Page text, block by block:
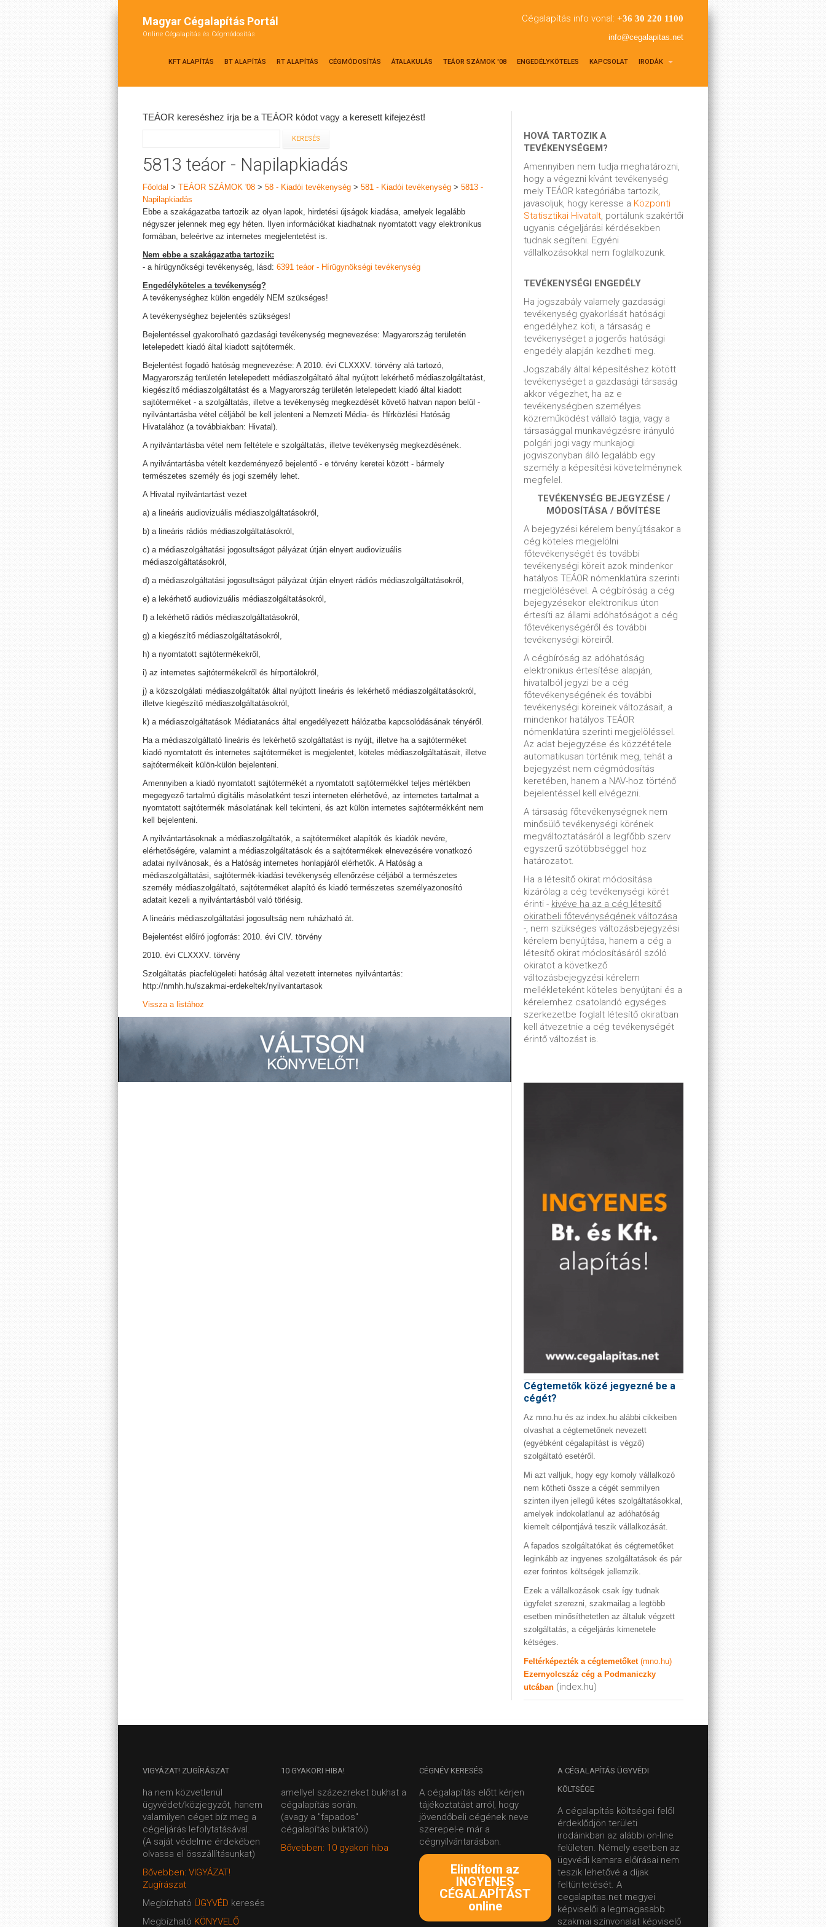
Magyar Cégalapítás Portál
Online Cégalapítás és Cégmódosítás
Cégalapítás info vonal: +36 30 220 1100
info@cegalapitas.net
KFT ALAPÍTÁS BT ALAPÍTÁS RT ALAPÍTÁS CÉGMÓDOSÍTÁS ÁTALAKULÁS TEÁOR SZÁMOK '08 ENGEDÉLYKÖTELES KAPCSOLAT IRODÁK
TEÁOR kereséshez írja be a TEÁOR kódot vagy a keresett kifejezést!
5813 teáor - Napilapkiadás
Főoldal > TEÁOR SZÁMOK '08 > 58 - Kiadói tevékenység > 581 - Kiadói tevékenység > 5813 -
Napilapkiadás
Ebbe a szakágazatba tartozik az olyan lapok, hirdetési újságok kiadása, amelyek legalább
négyszer jelennek meg egy héten. Ilyen információkat kiadhatnak nyomtatott vagy elektronikus
formában, beleértve az internetes megjelentetést is.
Nem ebbe a szakágazatba tartozik:
- a hírügynökségi tevékenység, lásd: 6391 teáor - Hírügynökségi tevékenység
Engedélyköteles a tevékenység?
A tevékenységhez külön engedély NEM szükséges!
A tevékenységhez bejelentés szükséges!
Bejelentéssel gyakorolható gazdasági tevékenység megnevezése: Magyarország területén
letelepedett kiadó által kiadott sajtótermék.
Bejelentést fogadó hatóság megnevezése: A 2010. évi CLXXXV. törvény alá tartozó,
Magyarország területén letelepedett médiaszolgáltató által nyújtott lekérhető médiaszolgáltatást,
kiegészítő médiaszolgáltatást és a Magyarország területén letelepedett kiadó által kiadott
sajtóterméket - a szolgáltatás, illetve a tevékenység megkezdését követő hatvan napon belül -
nyilvántartásba vétel céljából be kell jelenteni a Nemzeti Média- és Hírközlési Hatóság
Hivatalához (a továbbiakban: Hivatal).
A nyilvántartásba vétel nem feltétele e szolgáltatás, illetve tevékenység megkezdésének.
A nyilvántartásba vételt kezdeményező bejelentő - e törvény keretei között - bármely
természetes személy és jogi személy lehet.
A Hivatal nyilvántartást vezet
a) a lineáris audiovizuális médiaszolgáltatásokról,
b) a lineáris rádiós médiaszolgáltatásokról,
c) a médiaszolgáltatási jogosultságot pályázat útján elnyert audiovizuális
médiaszolgáltatásokról,
d) a médiaszolgáltatási jogosultságot pályázat útján elnyert rádiós médiaszolgáltatásokról,
e) a lekérhető audiovizuális médiaszolgáltatásokról,
f) a lekérhető rádiós médiaszolgáltatásokról,
g) a kiegészítő médiaszolgáltatásokról,
h) a nyomtatott sajtótermékekről,
i) az internetes sajtótermékekről és hírportálokról,
j) a közszolgálati médiaszolgáltatók által nyújtott lineáris és lekérhető médiaszolgáltatásokról,
illetve kiegészítő médiaszolgáltatásokról,
k) a médiaszolgáltatások Médiatanács által engedélyezett hálózatba kapcsolódásának tényéről.
Ha a médiaszolgáltató lineáris és lekérhető szolgáltatást is nyújt, illetve ha a sajtóterméket
kiadó nyomtatott és internetes sajtóterméket is megjelentet, köteles médiaszolgáltatásait, illetve
sajtótermékeit külön-külön bejelenteni.
Amennyiben a kiadó nyomtatott sajtótermékét a nyomtatott sajtótermékkel teljes mértékben
megegyező tartalmú digitális másolatként teszi interneten elérhetővé, az internetes tartalmat a
nyomtatott sajtótermék másolatának kell tekinteni, és azt külön internetes sajtótermékként nem
kell bejelenteni.
A nyilvántartásoknak a médiaszolgáltatók, a sajtóterméket alapítók és kiadók nevére,
elérhetőségére, valamint a médiaszolgáltatások és a sajtótermékek elnevezésére vonatkozó
adatai nyilvánosak, és a Hatóság internetes honlapjáról elérhetők. A Hatóság a
médiaszolgáltatási, sajtótermék-kiadási tevékenység ellenőrzése céljából a természetes
személy médiaszolgáltató, sajtóterméket alapító és kiadó természetes személyazonosító
adatait kezeli a nyilvántartásból való törlésig.
A lineáris médiaszolgáltatási jogosultság nem ruházható át.
Bejelentést előíró jogforrás: 2010. évi CIV. törvény
2010. évi CLXXXV. törvény
Szolgáltatás piacfelügeleti hatóság által vezetett internetes nyilvántartás:
http://nmhh.hu/szakmai-erdekeltek/nyilvantartasok
Vissza a listához
HOVÁ TARTOZIK A
TEVÉKENYSÉGEM?
Amennyiben nem tudja meghatározni,
hogy a végezni kívánt tevékenység
mely TEÁOR kategóriába tartozik,
javasoljuk, hogy keresse a Központi
Statisztikai Hivatalt, portálunk szakértői
ugyanis cégeljárási kérdésekben
tudnak segíteni. Egyéni
vállalkozásokkal nem foglalkozunk.
TEVÉKENYSÉGI ENGEDÉLY
Ha jogszabály valamely gazdasági
tevékenység gyakorlását hatósági
engedélyhez köti, a társaság e
tevékenységet a jogerős hatósági
engedély alapján kezdheti meg.
Jogszabály által képesítéshez kötött
tevékenységet a gazdasági társaság
akkor végezhet, ha az e
tevékenységben személyes
közreműködést vállaló tagja, vagy a
társasággal munkavégzésre irányuló
polgári jogi vagy munkajogi
jogviszonyban álló legalább egy
személy a képesítési követelménynek
megfelel.
TEVÉKENYSÉG BEJEGYZÉSE /
MÓDOSÍTÁSA / BŐVÍTÉSE
A bejegyzési kérelem benyújtásakor a
cég köteles megjelölni
főtevékenységét és további
tevékenységi köreit azok mindenkor
hatályos TEÁOR nómenklatúra szerinti
megjelölésével. A cégbíróság a cég
bejegyzésekor elektronikus úton
értesíti az állami adóhatóságot a cég
főtevékenységéről és további
tevékenységi köreiről.
A cégbíróság az adóhatóság
elektronikus értesítése alapján,
hivatalból jegyzi be a cég
főtevékenységének és további
tevékenységi köreinek változásait, a
mindenkor hatályos TEÁOR
nómenklatúra szerinti megjelöléssel.
Az adat bejegyzése és közzététele
automatikusan történik meg, tehát a
bejegyzést nem cégmódosítás
keretében, hanem a NAV-hoz történő
bejelentéssel kell elvégezni.
A társaság főtevékenységnek nem
minősülő tevékenységi körének
megváltoztatásáról a legfőbb szerv
egyszerű szótöbbséggel hoz
határozatot.
Ha a létesítő okirat módosítása
kizárólag a cég tevékenységi körét
érinti - kivéve ha az a cég létesítő
okiratbeli főtevénységének változása
-, nem szükséges változásbejegyzési
kérelem benyújtása, hanem a cég a
létesítő okirat módosításáról szóló
okiratot a következő
változásbejegyzési kérelem
mellékleteként köteles benyújtani és a
kérelemhez csatolandó egységes
szerkezetbe foglalt létesítő okiratban
kell átvezetnie a cég tevékenységét
érintő változást is.
Cégtemetők közé jegyezné be a
cégét?
Az mno.hu és az index.hu alábbi cikkeiben
olvashat a cégtemetőnek nevezett
(egyébként cégalapítást is végző)
szolgáltató esetéről.
Mi azt valljuk, hogy egy komoly vállalkozó
nem kötheti össze a cégét semmilyen
szinten ilyen jellegű kétes szolgáltatásokkal,
amelyek indokolatlanul az adóhatóság
kiemelt célpontjává teszik vállalkozását.
A fapados szolgáltatókat és cégtemetőket
leginkább az ingyenes szolgáltatások és pár
ezer forintos költségek jellemzik.
Ezek a vállalkozások csak így tudnak
ügyfelet szerezni, szakmailag a legtöbb
esetben minősíthetetlen az általuk végzett
szolgáltatás, a cégeljárás kimenetele
kétséges.
Feltérképezték a cégtemetőket (mno.hu)
Ezernyolcszáz cég a Podmaniczky
utcában (index.hu)
VIGYÁZAT! ZUGÍRÁSZAT
ha nem közvetlenül
ügyvédet/közjegyzőt, hanem
valamilyen céget bíz meg a
cégeljárás lefolytatásával.
(A saját védelme érdekében
olvassa el összállításunkat)
Bővebben: VIGYÁZAT!
Zugírászat
Megbízható ÜGYVÉD keresés
Megbízható KÖNYVELŐ
10 GYAKORI HIBA!
amellyel százezreket bukhat a
cégalapítás során.
(avagy a "fapados"
cégalapítás buktatói)
Bővebben: 10 gyakori hiba
CÉGNÉV KERESÉS
A cégalapítás előtt kérjen
tájékoztatást arról, hogy
jövendőbeli cégének neve
szerepel-e már a
cégnyilvántarásban.
Elindítom az
INGYENES
CÉGALAPÍTÁST
online
A CÉGALAPÍTÁS ÜGYVÉDI
KÖLTSÉGE
A cégalapítás költségei felől
érdeklődjön területi
irodáinkban az alábbi on-line
felületen. Némely esetben az
ügyvédi kamara előírásai nem
teszik lehetővé a díjak
feltüntetését. A
cegalapitas.net megyei
képviselői a legmagasabb
szakmai színvonalat képviselő